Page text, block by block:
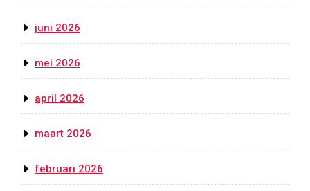
juni 2026
mei 2026
april 2026
maart 2026
februari 2026